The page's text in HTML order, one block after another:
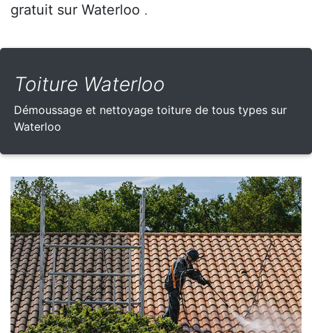
gratuit sur Waterloo .
Toiture Waterloo
Démoussage et nettoyage toiture de tous types sur
Waterloo